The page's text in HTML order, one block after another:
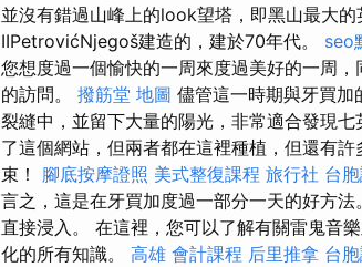
並沒有錯過山峰上的look望塔，即黑山最大
IIPetrovićNjegoš建造的，建於70年代。 seo
您想度過一個愉快的一周來度過美好的一周
的訪問。 撥筋堂 地圖 儘管這一時期與牙買加
裂縫中，並留下大量的陽光，非常適合發現
了這個網站，但兩者都在這裡種植，但還有
束！ 腳底按摩證照 美式整復課程 旅行社 台
言之，這是在牙買加度過一部分一天的好方法
直接浸入。 在這裡，您可以了解有關雷鬼音
化的所有知識。 高雄 會計課程 后里推拿 台